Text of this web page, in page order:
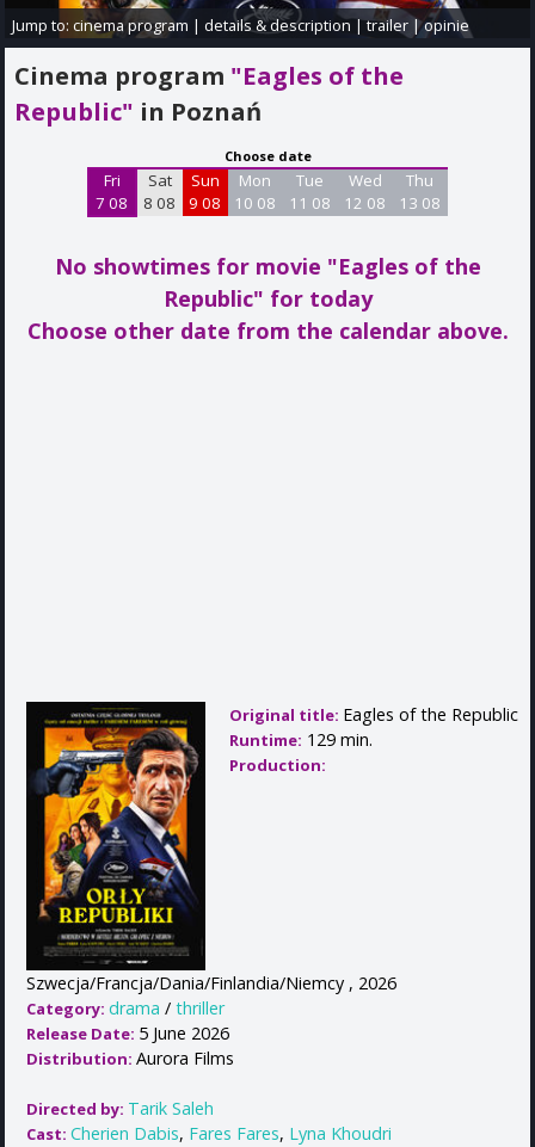
Jump to:cinema program |details & description|trailer |opinie
Cinema program "Eagles of the
Republic" in Poznań
Choose date
Fri
7 08
Sat
8 08
Sun
9 08
Mon
10 08
Tue
11 08
Wed
12 08
Thu
13 08
No showtimes for movie "Eagles of the
Republic" for today
Choose other date from the calendar above.
Original title: Eagles of the Republic
Runtime: 129 min.
Production:
Szwecja/Francja/Dania/Finlandia/Niemcy , 2026
Category: drama / thriller
Release Date: 5 June 2026
Distribution: Aurora Films
Directed by: Tarik Saleh
Cast: Cherien Dabis, Fares Fares, Lyna Khoudri